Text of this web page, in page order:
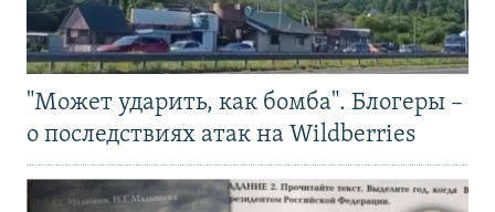
"Может ударить, как бомба". Блогеры –
о последствиях атак на Wildberries